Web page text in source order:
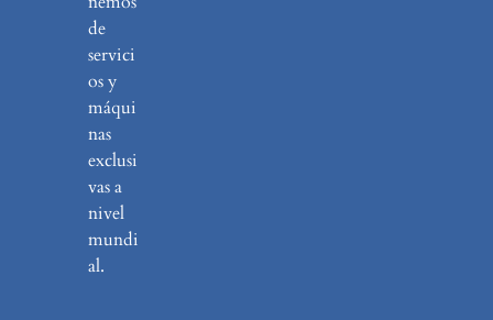
de
servici
os y
máqui
nas
exclusi
vas a
nivel
mundi
al.